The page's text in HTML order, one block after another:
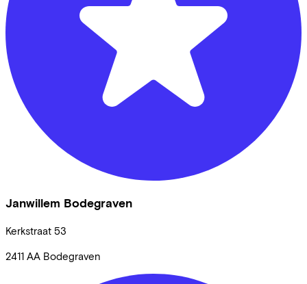
Janwillem Bodegraven
Kerkstraat 53
2411 AA Bodegraven